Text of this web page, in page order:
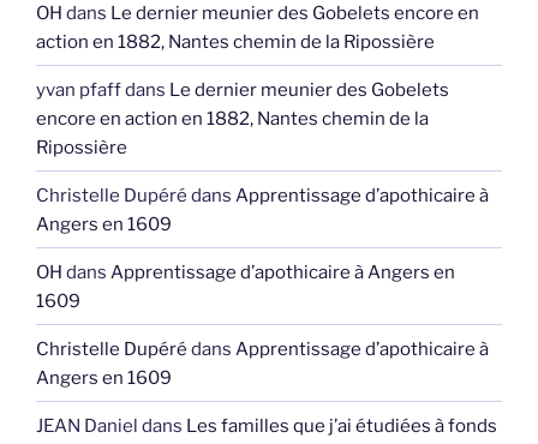
OH dans Le dernier meunier des Gobelets encore en
action en 1882, Nantes chemin de la Ripossière
yvan pfaffdans Le dernier meunier des Gobelets
encore en action en 1882, Nantes chemin de la
Ripossière
Christelle Dupéré dans Apprentissage d’apothicaire à
Angers en 1609
OH dans Apprentissage d’apothicaire à Angers en
1609
Christelle Dupéré dans Apprentissage d’apothicaire à
Angers en 1609
JEAN Daniel dans Les familles que j’ai étudiées à fonds